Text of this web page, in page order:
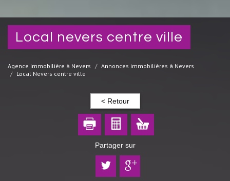
local nevers centre ville
Agence immobilière à Nevers
Annonces immobilières à Nevers
Local Nevers centre ville
< Retour
Partager sur